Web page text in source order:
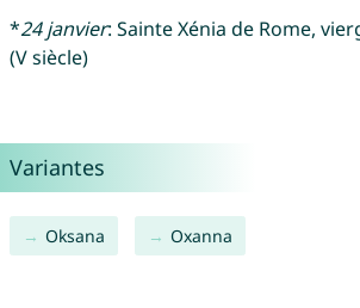
*24 janvier: Sainte Xénia de Rome,
(V siècle)
Variantes
Oksana Oxanna